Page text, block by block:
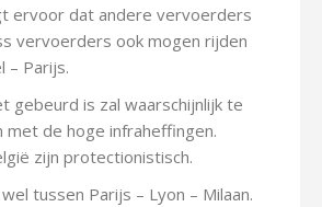
ervoor dat andere vervoerders
vervoerders ook mogen rijden
– Parijs.
gebeurd is zal waarschijnlijk te
met de hoge infraheffingen.
zijn protectionistisch.
tussen Parijs – Lyon – Milaan.